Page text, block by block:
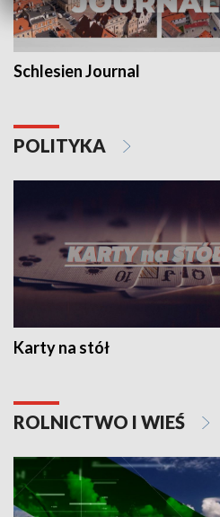
Schlesien Journal
POLITYKA
Karty na stół
ROLNICTWO I WIEŚ